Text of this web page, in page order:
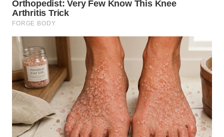
WN DELI
WN
TEBING
TINGGI
WN
PAKPAK